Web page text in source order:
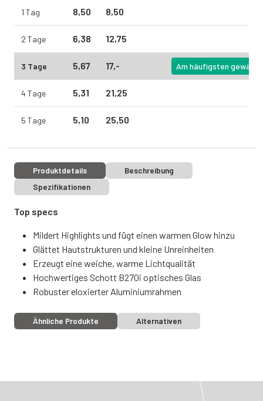
1 Tag 8,50 8,50
2 Tage 6,38 12,75
3 Tage 5,67 17,- Am häufigsten gewählt
4 Tage 5,31 21,25
5 Tage 5,10 25,50
Produktdetails
Beschreibung
Spezifikationen
Top specs
Mildert Highlights und fügt einen warmen Glow hinzu
Glättet Hautstrukturen und kleine Unreinheiten
Erzeugt eine weiche, warme Lichtqualität
Hochwertiges Schott B270i optisches Glas
Robuster eloxierter Aluminiumrahmen
Ähnliche Produkte Alternativen